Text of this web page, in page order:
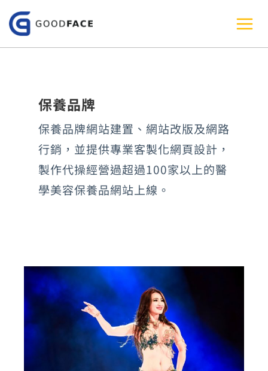
至
主
保養品牌
保養品牌網站建置、網站改版及網路
行銷，並提供專業客製化網頁設計，
製作代操經營過超過100家以上的醫
學美容保養品網站上線。